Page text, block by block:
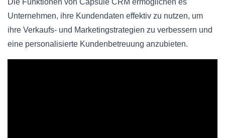
Die Funktionen von Capsule CRM ermöglichen es
Unternehmen, ihre Kundendaten effektiv zu nutzen, um
ihre Verkaufs- und Marketingstrategien zu verbessern und
eine personalisierte Kundenbetreuung anzubieten.